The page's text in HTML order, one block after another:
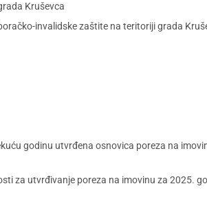
Kruševca
invalidske zaštite na teritoriji grada
godinu utvrđena osnovica poreza na
za utvrđivanje poreza na imovinu za 2025.